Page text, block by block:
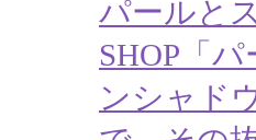
パールと
SHOP「
ンシャド